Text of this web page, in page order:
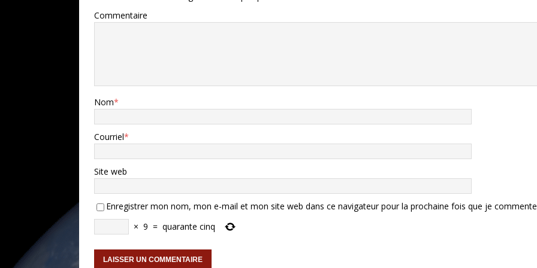
Commentaire
Nom*
Courriel*
Site web
Enregistrer mon nom, mon e-mail et mon site web dans ce navigateur pour la prochaine fois que je
× 9 = quarante cinq